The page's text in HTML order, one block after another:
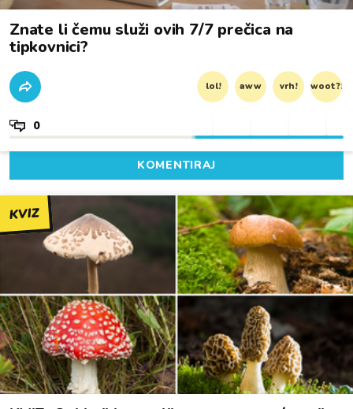
Znate li čemu služi ovih 7/7 prečica na
tipkovnici?
lol! aww vrh! woot?!
0
KOMENTIRAJ
KVIZ